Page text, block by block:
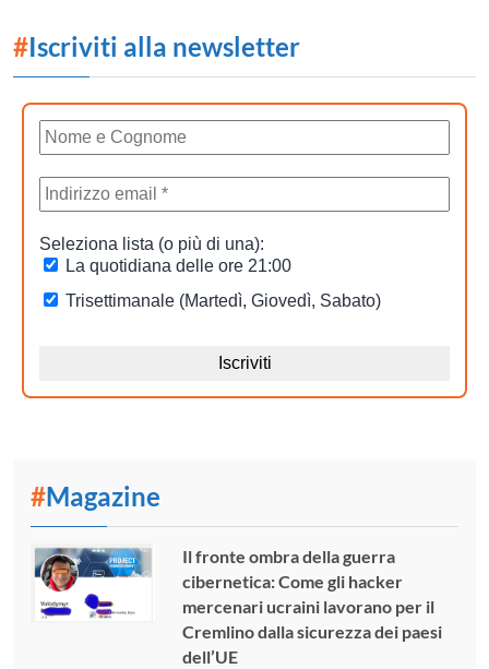
#Iscriviti alla newsletter
#Magazine
Il fronte ombra della guerra
cibernetica: Come gli hacker
mercenari ucraini lavorano per il
Cremlino dalla sicurezza dei paesi
dell’UE